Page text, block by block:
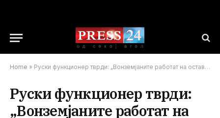
Home » Руски функционер тврди: „Вонземјаните работат на оставката на Кир Стармер“
Руски функционер тврди:
„Вонземјаните работат на